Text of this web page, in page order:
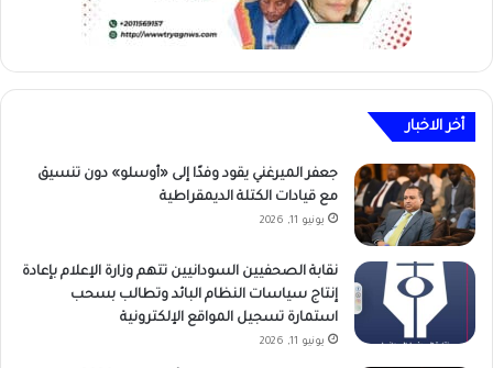
أخر الاخبار
جعفر الميرغني يقود وفدًا إلى «أوسلو» دون تنسيق
مع قيادات الكتلة الديمقراطية
يونيو 11, 2026
نقابة الصحفيين السودانيين تتهم وزارة الإعلام بإعادة
إنتاج سياسات النظام البائد وتطالب بسحب
استمارة تسجيل المواقع الإلكترونية
يونيو 11, 2026